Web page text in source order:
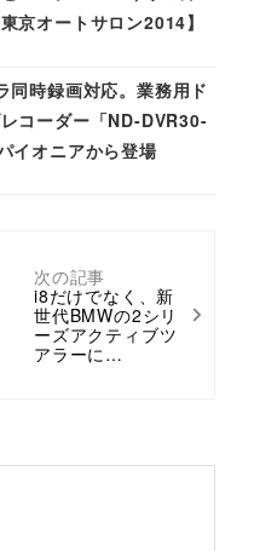
次の記事
i8だけでなく、新
世代BMWの2シリ
ーズアクティブツ
アラーに…
京オートサロン2014】
同時録画対応。業務用ド
コーダー「ND-DVR30-
イオニアから登場